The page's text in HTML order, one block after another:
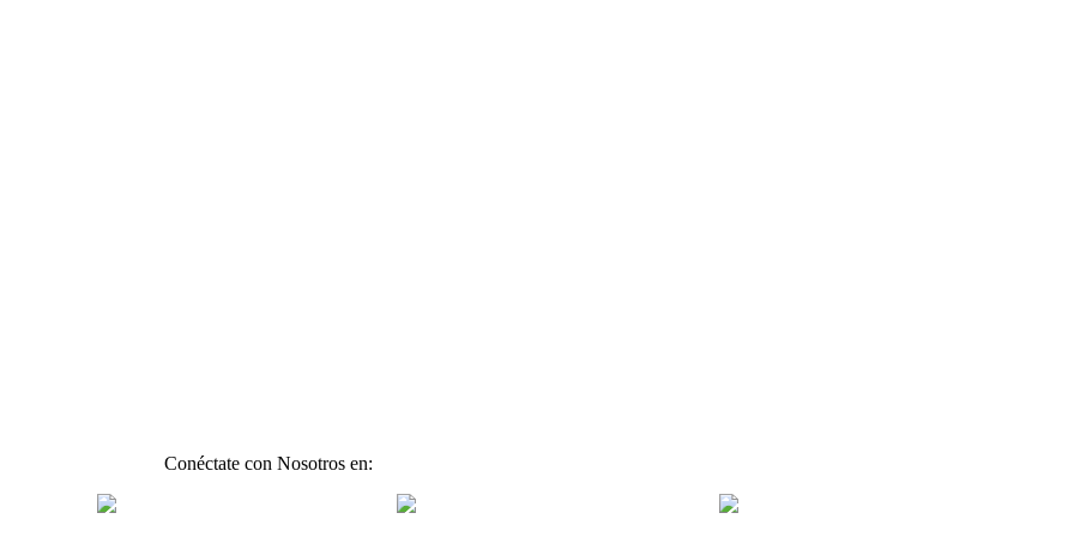
Conéctate con Nosotros en: